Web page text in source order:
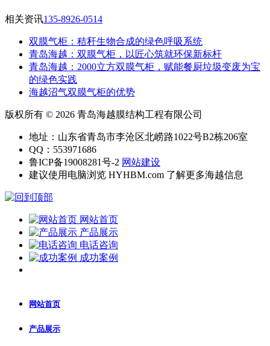
相关资讯135-8926-0514
双膜气柜：秸秆生物合成的绿色呼吸系统
青岛海越：双膜气柜，以匠心筑就环保新标杆
‌青岛海越：2000立方双膜气柜，赋能餐厨垃圾变废为宝
的绿色实践
海越沼气双膜气柜的优势
版权所有 © 2026 青岛海越膜结构工程有限公司
地址：山东省青岛市李沧区北崂路1022号B2栋206室
QQ：553971686
鲁ICP备19008281号-2 网站建设
建议使用电脑浏览 HYHBM.com 了解更多海越信息
网站首页
产品展示
电话咨询
成功案例
网站首页
产品展示